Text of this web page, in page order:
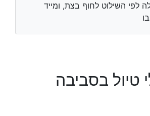
לפי השילוט לחוף בצת, ומייד
טיול בסביבה